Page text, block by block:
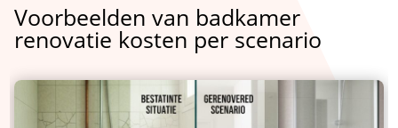
Voorbeelden van badkamer
renovatie kosten per scenario